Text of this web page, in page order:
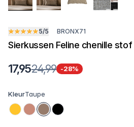
5/5 BRONX71
Sierkussen Feline chenille
17,9524,99 -28%
KleurTaupe